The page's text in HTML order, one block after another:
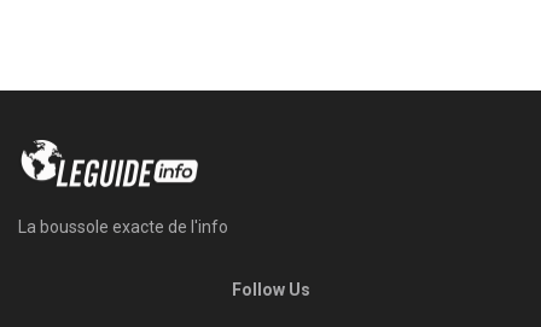
La boussole exacte de l'info
Follow Us